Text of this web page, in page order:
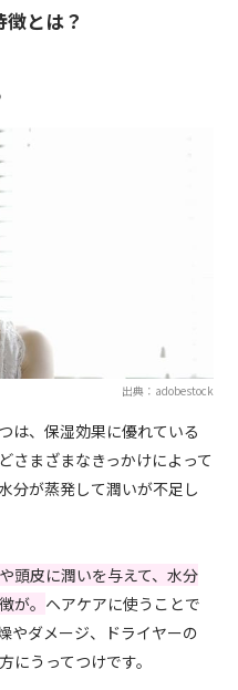
とは？
出典：adobestock
は、保湿効果に優れている
さまざまなきっかけによって
分が蒸発して潤いが不足し
頭皮に潤いを与えて、水分
が。 ヘアケアに使うことで
やダメージ、ドライヤーの
にうってつけです。